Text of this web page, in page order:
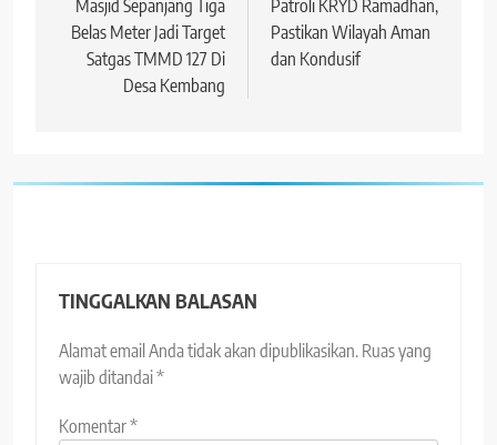
Masjid Sepanjang Tiga
Belas Meter Jadi Target
Satgas TMMD 127 Di
Desa Kembang
Patroli KRYD Ramadhan,
Pastikan Wilayah Aman
dan Kondusif
TINGGALKAN BALASAN
Alamat email Anda tidak akan dipublikasikan. Ruas yang
wajib ditandai*
Komentar*